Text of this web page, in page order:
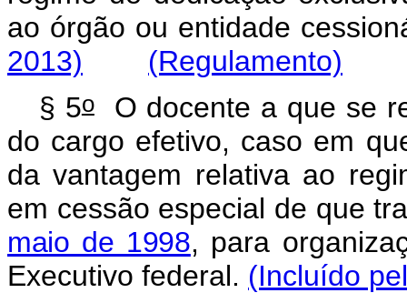
ao órgão ou entidade
2013)
(Regulamento)
§ 5oO docente a que se
do cargo efetivo, caso em
da vantagem relativa ao
em cessão especial de que
maio de 1998, para
Executivo federal. (Incluído